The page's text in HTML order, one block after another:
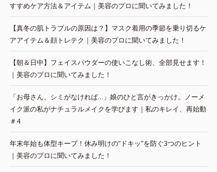
すすめケア方法＆アイテム｜美容のプロに聞いてみました！
【真冬の肌トラブルの原因は？】マスク着用の季節を乗り切るケ
アアイテム＆顔トレテク｜美容のプロに聞いてみました！
【朝＆日中】フェイスパウダーの使いこなし術、全部見せます！
｜美容のプロに聞いてみました！
「お母さん、シミがなければ…」娘のひと言がきっかけ。ノーメ
イク派の私がナチュラルメイクを学びます｜私のキレイ、再始動
＃4
年末年始も体型キープ！休み明けの“ドキッ”を防ぐ3つのヒント
｜美容のプロに聞いてみました！